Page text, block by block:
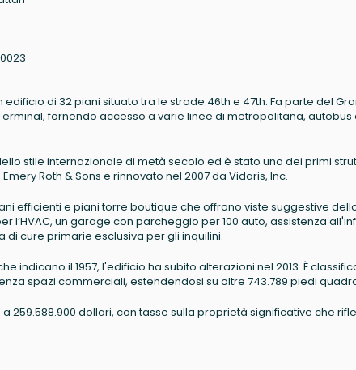
edificio di 32 piani situato tra le strade 46th e 47th. Fa parte del
fornendo accesso a varie linee di metropolitana, autobus
stile internazionale di metà secolo ed è stato uno dei primi
Roth & Sons e rinnovato nel 2007 da Vidaris, Inc.
efficienti e piani torre boutique che offrono viste suggestive
l’HVAC, un garage con parcheggio per 100 auto, assistenza
di cure primarie esclusiva per gli inquilini.
indicano il 1957, l'edificio ha subito alterazioni nel 2013. È
spazi commerciali, estendendosi su oltre 743.789 piedi
259.588.900 dollari, con tasse sulla proprietà significative che